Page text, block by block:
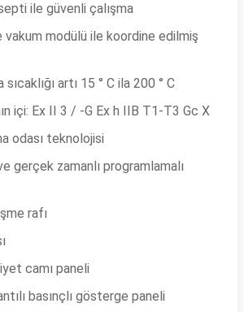
ile güvenli çalışma
vakum modülü ile koordine edilmiş
sıcaklığı artı 15 ° C ila 200 ° C
içi: Ex II 3 / -G Ex h IIB T1-T3 Gc X
odası teknolojisi
gerçek zamanlı programlamalı
rafı
camı paneli
basınçlı gösterge paneli